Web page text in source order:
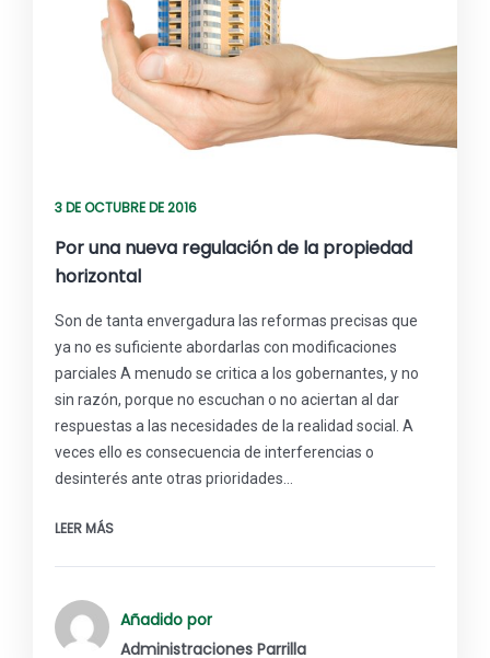
3 DE OCTUBRE DE 2016
Por una nueva regulación de la propiedad
horizontal
Son de tanta envergadura las reformas precisas que
ya no es suficiente abordarlas con modificaciones
parciales A menudo se critica a los gobernantes, y no
sin razón, porque no escuchan o no aciertan al dar
respuestas a las necesidades de la realidad social. A
veces ello es consecuencia de interferencias o
desinterés ante otras prioridades…
LEER MÁS
Añadido por
Administraciones Parrilla